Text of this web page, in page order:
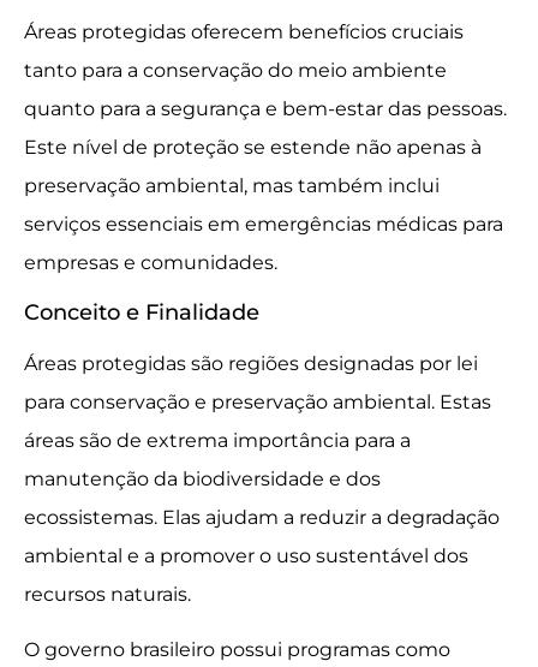
Áreas protegidas oferecem benefícios cruciais
tanto para a conservação do meio ambiente
quanto para a segurança e bem-estar das pessoas.
Este nível de proteção se estende não apenas à
preservação ambiental, mas também inclui
serviços essenciais em emergências médicas para
empresas e comunidades.
Conceito e Finalidade
Áreas protegidas são regiões designadas por lei
para conservação e preservação ambiental. Estas
áreas são de extrema importância para a
manutenção da biodiversidade e dos
ecossistemas. Elas ajudam a reduzir a degradação
ambiental e a promover o uso sustentável dos
recursos naturais.
O governo brasileiro possui programas como